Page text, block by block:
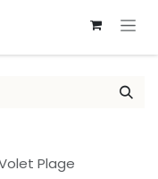
Plage